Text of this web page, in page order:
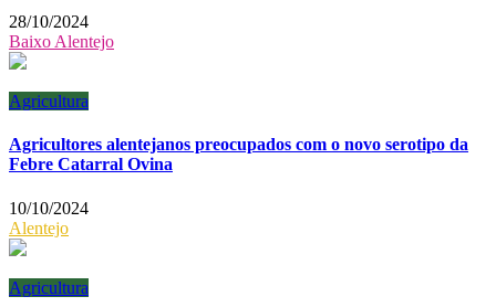
28/10/2024
Baixo Alentejo
Agricultura
Agricultores alentejanos preocupados com o novo serotipo da
Febre Catarral Ovina
10/10/2024
Alentejo
Agricultura